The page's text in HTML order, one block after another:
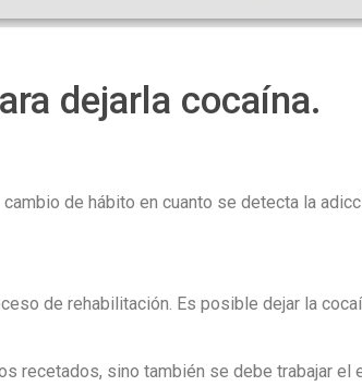
dejarla cocaína.
de hábito en cuanto se detecta la
de rehabilitación. Es posible dejar la
recetados, sino también se debe trabajar el